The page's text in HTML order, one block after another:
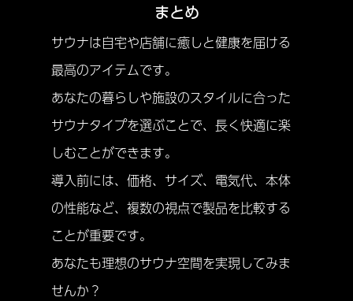
まとめ
サウナは自宅や店舗に癒しと健康を届ける
最高のアイテムです。
あなたの暮らしや施設のスタイルに合った
サウナタイプを選ぶことで、長く快適に楽
しむことができます。
導入前には、価格、サイズ、電気代、本体
の性能など、複数の視点で製品を比較する
ことが重要です。
あなたも理想のサウナ空間を実現してみま
せんか？